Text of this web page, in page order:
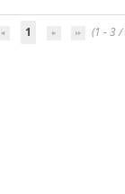
1 (1 - 3 /